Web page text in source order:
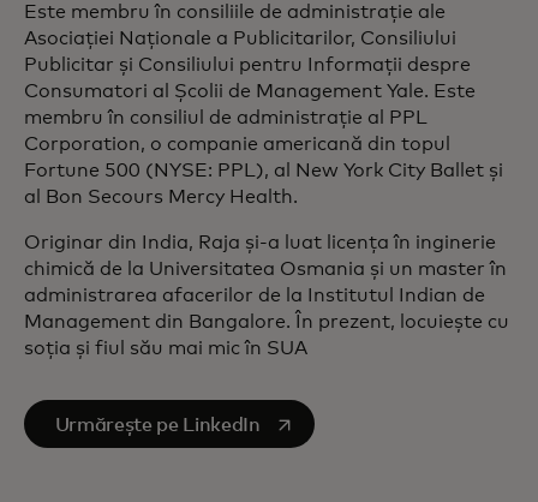
Este membru în consiliile de administrație ale
Asociației Naționale a Publicitarilor, Consiliului
Publicitar și Consiliului pentru Informații despre
Consumatori al Școlii de Management Yale. Este
membru în consiliul de administrație al PPL
Corporation, o companie americană din topul
Fortune 500 (NYSE: PPL), al New York City Ballet și
al Bon Secours Mercy Health.
Originar din India, Raja și-a luat licența în inginerie
chimică de la Universitatea Osmania și un master în
administrarea afacerilor de la Institutul Indian de
Management din Bangalore. În prezent, locuiește cu
soția și fiul său mai mic în SUA
Urmărește pe LinkedIn
opens in a new tab